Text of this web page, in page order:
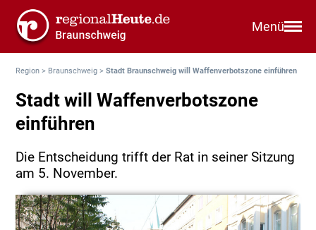
Menü
Region > Braunschweig >Stadt Braunschweig will Waffenverbotszone einführen
Stadt will Waffenverbotszone
einführen
Die Entscheidung trifft der Rat in seiner Sitzung
am 5. November.